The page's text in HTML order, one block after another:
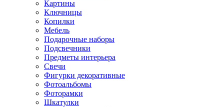
Картины
Ключницы
Копилки
Мебель
Подарочные наборы
Подсвечники
Предметы интерьера
Свечи
Фигурки декоративные
Фотоальбомы
Фоторамки
Шкатулки